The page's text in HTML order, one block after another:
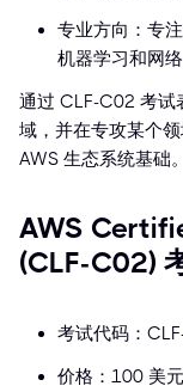
专业方向：专
机器学习和网络
通过 CLF-C02 考试
域，并在专攻某个
AWS 生态系统基础。
AWS
(CLF-C02)
考试代码：
价格：100 美